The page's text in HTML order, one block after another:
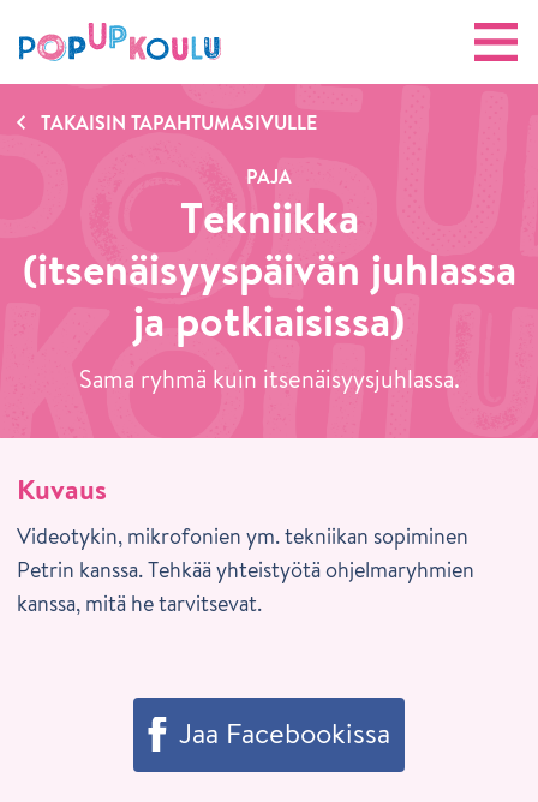
TAKAISIN TAPAHTUMASIVULLE
PAJA
Tekniikka
(itsenäisyyspäivän juhlassa
ja potkiaisissa)
Sama ryhmä kuin itsenäisyysjuhlassa.
Kuvaus
Videotykin, mikrofonien ym. tekniikan sopiminen
Petrin kanssa. Tehkää yhteistyötä ohjelmaryhmien
kanssa, mitä he tarvitsevat.
Jaa Facebookissa